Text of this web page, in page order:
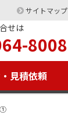
サイトマップ
せは
8008
見積依頼
①